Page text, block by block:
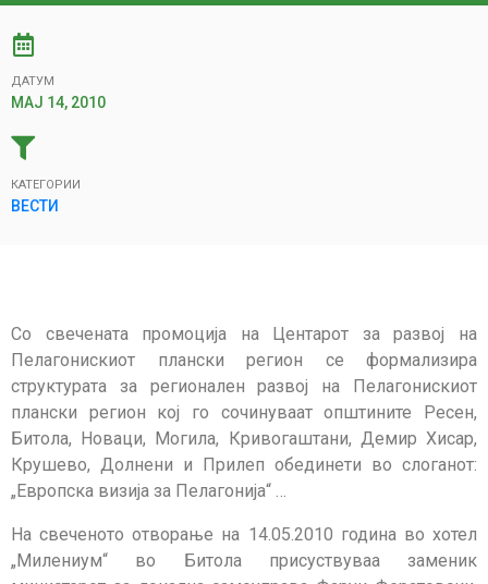
ДАТУМ
МАЈ 14, 2010
КАТЕГОРИИ
ВЕСТИ
Со свечената промоција на Центарот за развој на
Пелагонискиот плански регион се формализира
структурата за регионален развој на Пелагонискиот
плански регион кој го сочинуваат општините Ресен,
Битола, Новаци, Могила, Кривогаштани, Демир Хисар,
Крушево, Долнени и Прилеп обединети во слоганот:
„Европска визија за Пелагонија“ …
На свеченото отворање на 14.05.2010 година во хотел
„Милениум“ во Битола присуствуваа заменик